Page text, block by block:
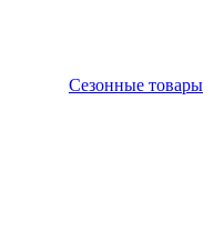
Сезонные товары